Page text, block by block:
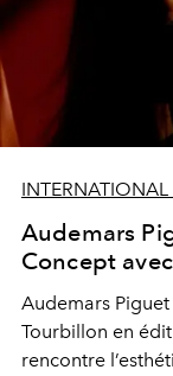
Audemars
Concept
Audemars
Tourbillon en
rencontre